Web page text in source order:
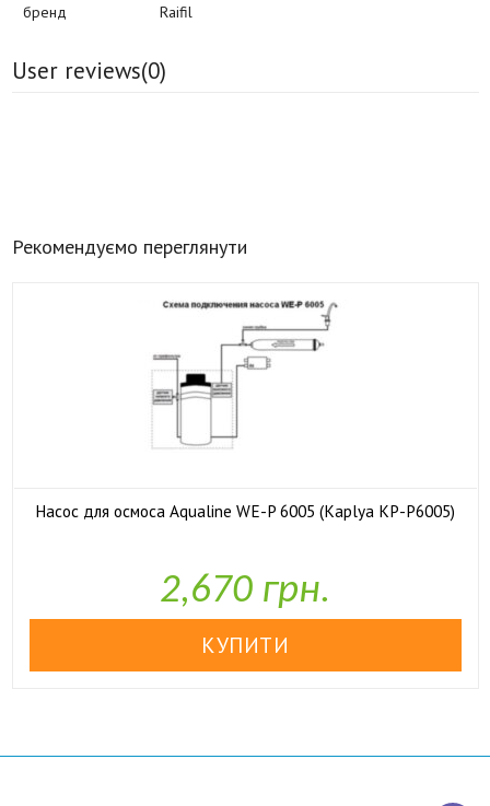
бренд
Raifil
User reviews(0)
Рекомендуємо переглянути
Насос для осмоса Aqualine WE-P 6005 (Kaplya KP-P6005)
2,670 грн.